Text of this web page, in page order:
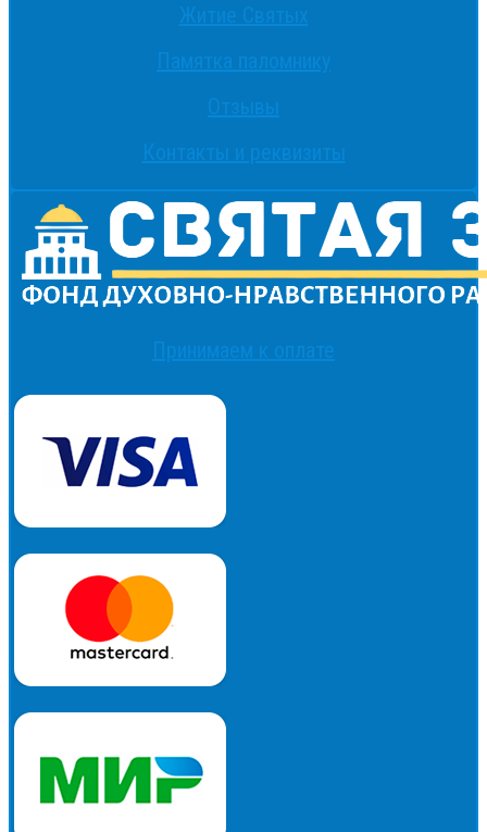
Житие Святых
Памятка паломнику
Отзывы
Контакты и реквизиты
Принимаем к оплате